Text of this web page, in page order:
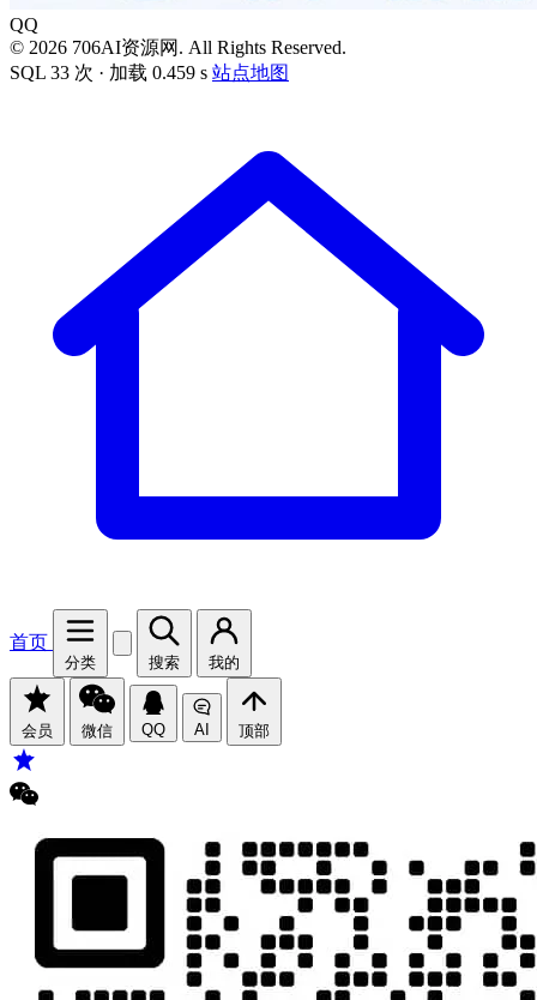
QQ
© 2026 706AI资源网. All Rights Reserved.
SQL 33 次 · 加载 0.459 s 站点地图
首页
分类 搜索 我的
会员 微信 QQ AI 顶部